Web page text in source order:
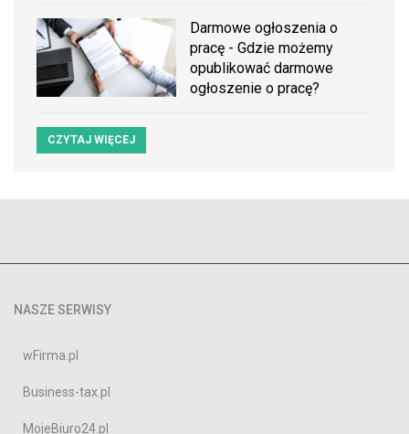
Darmowe ogłoszenia o
pracę - Gdzie możemy
opublikować darmowe
ogłoszenie o pracę?
CZYTAJ WIĘCEJ
NASZE SERWISY
wFirma.pl
Business-tax.pl
MojeBiuro24.pl